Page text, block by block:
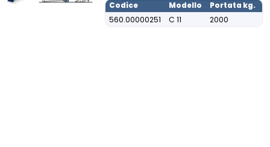
Codice Modello Portata kg.
560.00000251 C 11 2000